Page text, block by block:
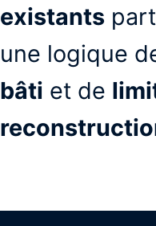
existants
une logique
bâti et de